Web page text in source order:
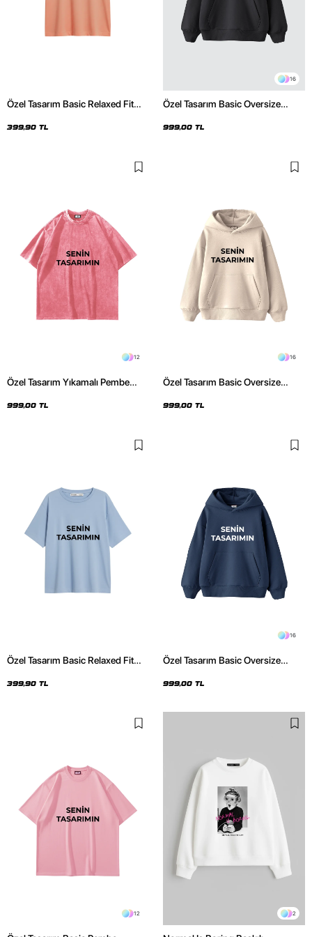
Özel Tasarım Basic Relaxed Fit
399,90 TL
16
Özel Tasarım Basic Oversize
999,00 TL
12
Özel Tasarım Yıkamalı Pembe
999,00 TL
16
Özel Tasarım Basic Oversize
999,00 TL
Özel Tasarım Basic Relaxed Fit
399,90 TL
16
Özel Tasarım Basic Oversize
999,00 TL
12 2